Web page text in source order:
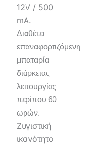
12V / 500
mA.
Διαθέτει
επαναφορτιζόμενη
μπαταρία
διάρκειας
λειτουργίας
περίπου 60
ωρών.
Ζυγιστική
ικανότητα